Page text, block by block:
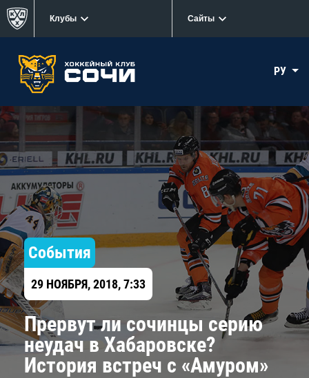
Клубы Сайты
РУ
События
29 НОЯБРЯ, 2018, 7:33
​Прервут ли сочинцы серию
неудач в Хабаровске?
История встреч с «Амуром»